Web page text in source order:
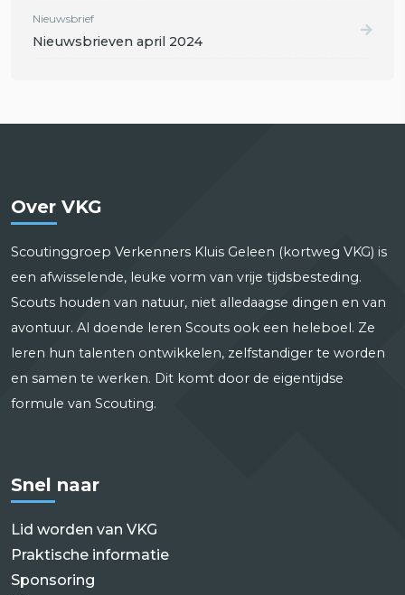
Nieuwsbrief
Nieuwsbrieven april 2024
Over VKG
Scoutinggroep Verkenners Kluis Geleen (kortweg VKG) is
een afwisselende, leuke vorm van vrije tijdsbesteding.
Scouts houden van natuur, niet alledaagse dingen en van
avontuur. Al doende leren Scouts ook een heleboel. Ze
leren hun talenten ontwikkelen, zelfstandiger te worden
en samen te werken. Dit komt door de eigentijdse
formule van Scouting.
Snel naar
Lid worden van VKG
Praktische informatie
Sponsoring